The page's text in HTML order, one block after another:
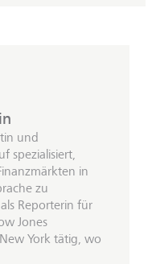
und
spezialisiert,
in
zu
Reporterin für
Jones
York tätig, wo